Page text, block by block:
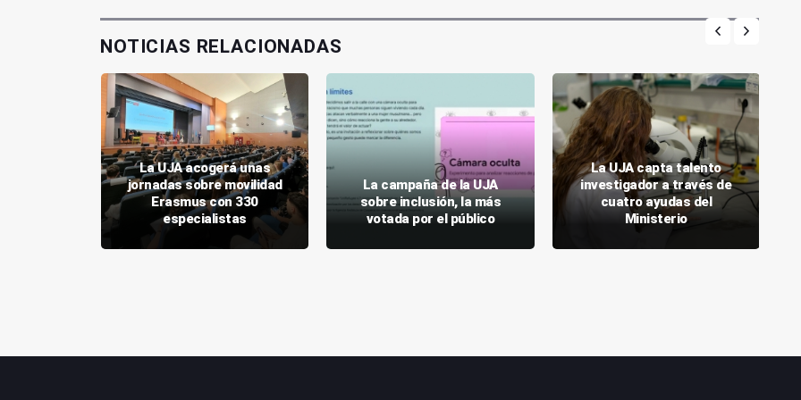
NOTICIAS RELACIONADAS
La UJA acogerá unas
jornadas sobre movilidad
Erasmus con 330
especialistas
La campaña de la UJA
sobre inclusión, la más
votada por el público
La UJA capta talento
investigador a través de
cuatro ayudas del
Ministerio